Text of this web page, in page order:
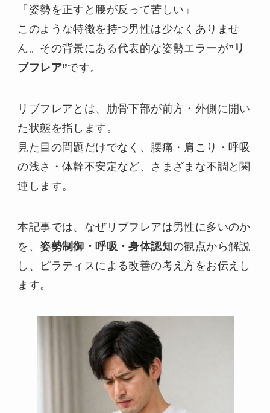
「姿勢を正すと腰が反って苦しい」
このような特徴を持つ男性は少なくありませ
ん。その背景にある代表的な姿勢エラーが”リ
ブフレア”です。
リブフレアとは、肋骨下部が前方・外側に開い
た状態を指します。
見た目の問題だけでなく、腰痛・肩こり・呼吸
の浅さ・体幹不安定など、さまざまな不調と関
連します。
本記事では、なぜリブフレアは男性に多いのか
を、姿勢制御・呼吸・身体認知の観点から解説
し、ピラティスによる改善の考え方をお伝えし
ます。